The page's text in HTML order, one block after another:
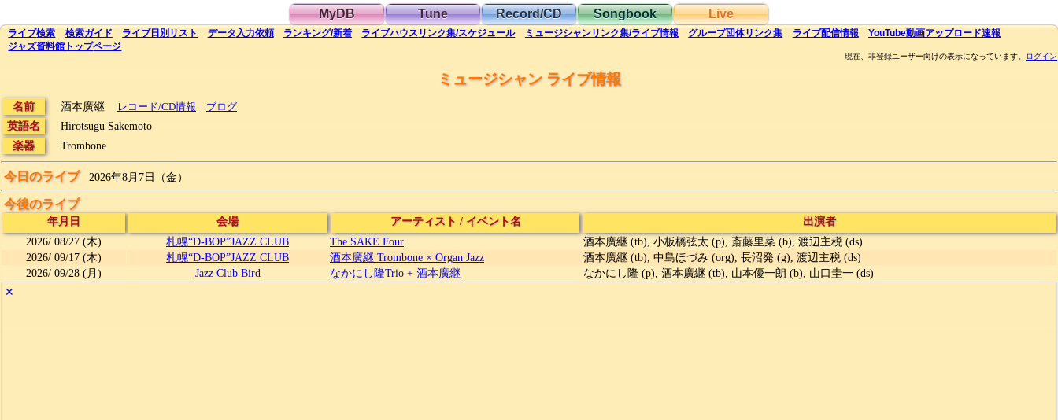
MyDB Tune Record/CD Songbook Live
ライブ検索 検索ガイド ライブ日別 リスト データ入力依頼 ランキング/新着 ライブハウス リンク集/スケジュール ミュージシャンリンク集/ライブ情報 グループ団体リンク集 ライブ配信情報 YouTube動画アップロード速報
ジャズ資料館 トップページ
現在、非登録ユーザー向けの表示になっています。 ログイン
ミュージシャン ライブ情報
名前 酒本廣継 レコード/CD情報 ブログ
英語名
Hirotsugu Sakemoto
楽器
Trombone
今日のライブ 2026年8月7日（金）
今後のライブ
年月日 会場 アーティスト / イベント名
出演者
2026/ 08/27 (木) 札幌“D-BOP”JAZZ CLUB The SAKE Four
酒本廣継 (tb), 小板橋弦太 (p), 斎藤里菜 (b), 渡辺主税 (ds)
2026/ 09/17 (木) 札幌“D-BOP”JAZZ CLUB 酒本廣継 Trombone × Organ Jazz
酒本廣継 (tb), 中島ほづみ (org), 長沼発 (g), 渡辺主税 (ds)
2026/ 09/28 (月) Jazz Club Bird なかにし隆Trio + 酒本廣継
なかにし隆 (p), 酒本廣継 (tb), 山本優一朗 (b), 山口圭一 (ds)
✕